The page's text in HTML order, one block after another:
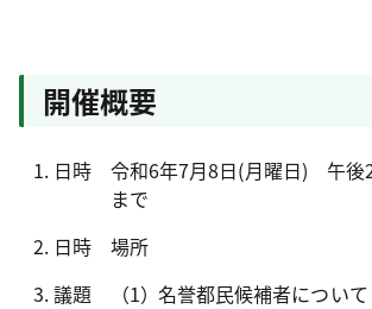
開催概要
日時
令和6年7月8日(月曜日) 午後
まで
日時
場所
議題
名誉都民候補者について